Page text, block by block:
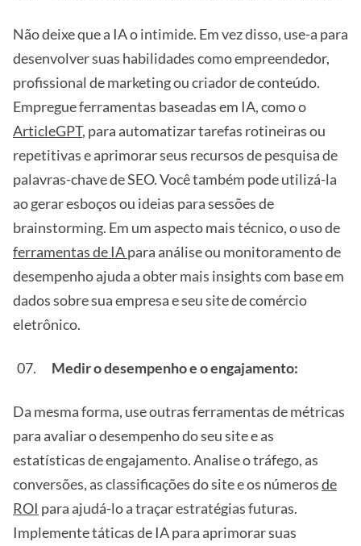
Não deixe que a IA o intimide. Em vez disso, use-a para
desenvolver suas habilidades como empreendedor,
profissional de marketing ou criador de conteúdo.
Empregue ferramentas baseadas em IA, como o
ArticleGPT, para automatizar tarefas rotineiras ou
repetitivas e aprimorar seus recursos de pesquisa de
palavras-chave de SEO. Você também pode utilizá-la
ao gerar esboços ou ideias para sessões de
brainstorming. Em um aspecto mais técnico, o uso de
ferramentas de IApara análise ou monitoramento de
desempenho ajuda a obter mais insights com base em
dados sobre sua empresa e seu site de comércio
eletrônico.
Medir o desempenho e o engajamento:
Da mesma forma, use outras ferramentas de métricas
para avaliar o desempenho do seu site e as
estatísticas de engajamento. Analise o tráfego, as
conversões, as classificações do site e os númerosde
ROI para ajudá-lo a traçar estratégias futuras.
Implemente táticas de IA para aprimorar suas